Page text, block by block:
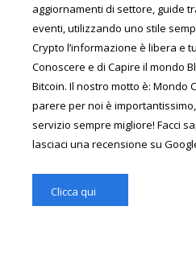
aggiornamenti di settore, guide
eventi, utilizzando uno stile
Crypto l’informazione è libera e
Conoscere e di Capire il mondo
Bitcoin. Il nostro motto è: Mondo
parere per noi è
servizio sempre migliore! Facci
lasciaci una recensione su
Clicca qui